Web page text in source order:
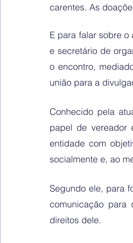
carentes. As
E para falar sobre
e secretário de
o encontro,
união para a
Conhecido pela
papel de vereador
entidade com
socialmente e, ao
Segundo ele, para
comunicação para
direitos dele.